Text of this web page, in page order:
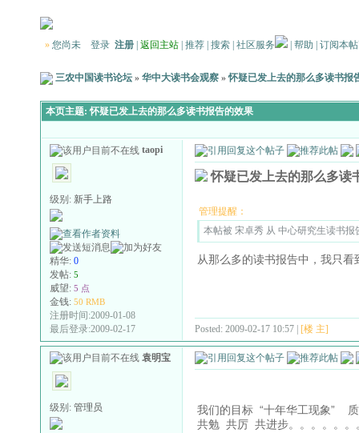
» 您尚未 登录 注册 返回主站 推荐 搜索 社区服务 帮助 订阅本
三农中国读书论坛 » 华中大读书会观察 »怀疑已发上去的那么多读书报
本页主题: 怀疑已发上去的那么多读书报告的效果
taopi
级别: 新手上路
精华: 0
发帖: 5
威望: 5 点
金钱: 50 RMB
注册时间:2009-01-08
最后登录:2009-02-17
怀疑已发上去的那么多读
管理提醒：
本帖被 宋卓秀 从 中心研究生读书
从那么多的读书报告中，我只
Posted: 2009-02-17 10:57 | [楼 主]
袁明宝
级别: 管理员
我们的目标 “十年华工现象”
共勉 共厉 共进步。。。。。。